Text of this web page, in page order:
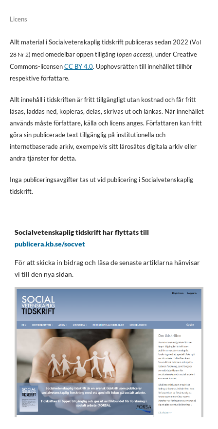
Licens
Allt material i Socialvetenskaplig tidskrift publiceras sedan 2022 (Vol
28 Nr 2) med omedelbar öppen tillgång (open access), under Creative
Commons-licensenCC BY 4.0. Upphovsrätten till innehållet tillhör
respektive författare.
Allt innehåll i tidskriften är fritt tillgängligt utan kostnad och får fritt
läsas, laddas ned, kopieras, delas, skrivas ut och länkas. När innehållet
används måste författare, källa och licens anges. Författaren kan fritt
göra sin publicerade text tillgänglig på institutionella och
internetbaserade arkiv, exempelvis sitt lärosätes digitala arkiv eller
andra tjänster för detta.
Inga publiceringsavgifter tas ut vid publicering i Socialvetenskaplig
tidskrift.
Socialvetenskaplig tidskrift har flyttats till
publicera.kb.se/socvet
För att skicka in bidrag och läsa de senaste artiklarna hänvisar
vi till den nya sidan.